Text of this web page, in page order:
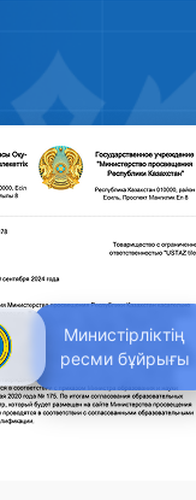
Министірліктің
ресми бұйрығы